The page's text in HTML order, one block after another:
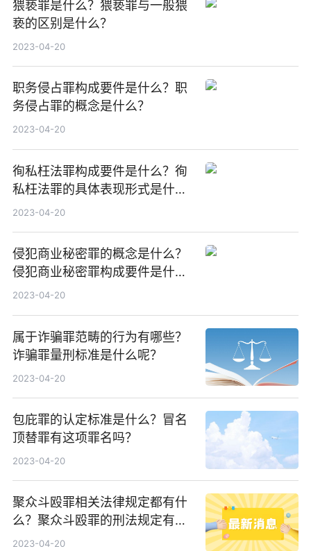
猥亵罪是什么？猥亵罪与一般猥
亵的区别是什么？
2023-04-20
职务侵占罪构成要件是什么？职
务侵占罪的概念是什么？
2023-04-20
徇私枉法罪构成要件是什么？徇
私枉法罪的具体表现形式是什
么？
2023-04-20
侵犯商业秘密罪的概念是什么？
侵犯商业秘密罪构成要件是什
么？
2023-04-20
属于诈骗罪范畴的行为有哪些？
诈骗罪量刑标准是什么呢？
2023-04-20
包庇罪的认定标准是什么？冒名
顶替罪有这项罪名吗？
2023-04-20
聚众斗殴罪相关法律规定都有什
么？聚众斗殴罪的刑法规定有哪
些？
2023-04-20